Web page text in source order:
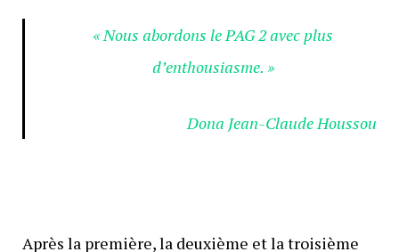
« Nous abordons le PAG 2 avec plus
d’enthousiasme. »
Dona Jean-Claude Houssou
Après la première, la deuxième et la troisième